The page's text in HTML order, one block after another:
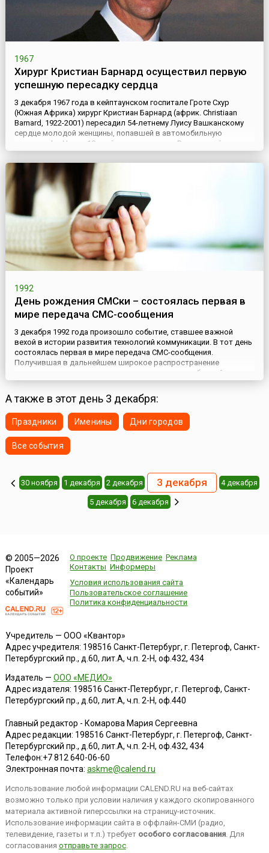
1967
Хирург Кристиан Барнард осуществил первую
успешную пересадку сердца
3 декабря 1967 года в кейптаунском госпитале Гроте Схур
(Южная Африка) хирург Кристиан Барнард (африк. Christiaan
Barnard, 1922-2001) пересадил 54-летнему Луису Вашканскому
сердце молодой женщины, попавшей в автомобильную
катастрофу. Через 18 дней после операции Вашканский умер от
пневмонии. Однако следующий пациент, Филипп Блайберг,
прожил с пересаженным сердцем более 19 месяцев. К концу
1968...
1992
День рождения СМСки – состоялась первая в
мире передача СМС-сообщения
3 декабря 1992 года произошло событие, ставшее важной
вехой в истории развития технологий коммуникации. В тот день
состоялась первая в мире передача СМС-сообщения.
Получившая в дальнейшем широкое распространение
возможность передачи коротких текстовых сообщений лишь
подтверждает тот факт, что событие стало знаковым в
истории сотовой связи.Идея создания подобного сервиса
возникла ещё в сере...
А также в этот день 3 декабря:
Праздники Именины Дни городов
Все события
30 ноября 1 декабря 2 декабря 3 декабря 4 декабря
5 декабря 6 декабря
© 2005—2026
Проект
«Календарь
событий»
О проекте Продвижение Реклама
Контакты Информеры
Условия использования сайта
Пользовательское соглашение
Политика конфиденциальности
Учредитель — ООО «Квантор»
Адрес учредителя: 198516 Санкт-Петербург, г. Петергоф, Санкт-
Петербургский пр., д.60, лит.А, ч.п. 2-Н, оф.432, 434
Издатель — ООО «МЕДИО»
Адрес издателя: 198516 Санкт-Петербург, г. Петергоф, Санкт-
Петербургский пр., д.60, лит.А, ч.п. 2-Н, оф.440
Главный редактор - Комарова Мария Сергеевна
Адрес редакции: 198516 Санкт-Петербург, г. Петергоф, Санкт-
Петербургский пр., д.60, лит.А, ч.п. 2-Н, оф.432, 434
Телефон:+7 812 640-06-60
Электронная почта: askme@calend.ru
Использование любой информации CALEND.RU на веб-сайтах
возможно только при условии наличия у каждого скопированного
материала активной гиперссылки на страницу-источник.
Использование информации сайта в оффлайн-СМИ (радио,
телевидение, газеты и т.п.) требует особого согласования. Для
согласования отправьте запрос.